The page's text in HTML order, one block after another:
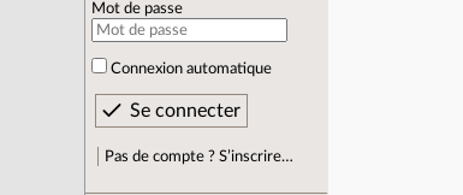
Mot de passe
Connexion automatique
Pas de compte ? S’inscrire…